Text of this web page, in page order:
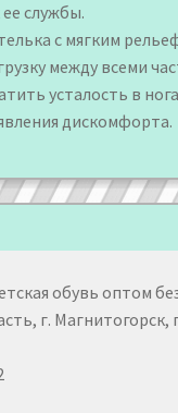
службы.
с мягким
между всеми
усталость в
дискомфорта.
обувь оптом
г. Магнитогорск,